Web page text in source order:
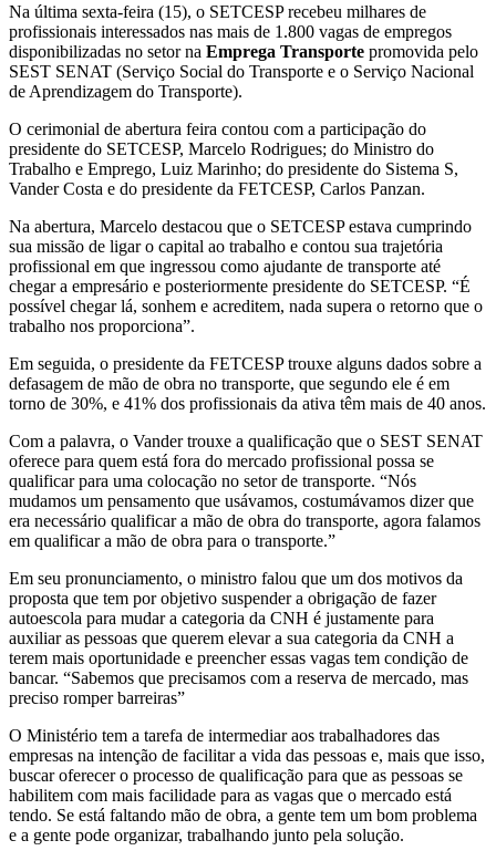
Na última sexta-feira (15), o SETCESP recebeu milhares de
profissionais interessados nas mais de 1.800 vagas de empregos
disponibilizadas no setor na Emprega Transporte promovida pelo
SEST SENAT (Serviço Social do Transporte e o Serviço Nacional
de Aprendizagem do Transporte).
O cerimonial de abertura feira contou com a participação do
presidente do SETCESP, Marcelo Rodrigues; do Ministro do
Trabalho e Emprego, Luiz Marinho; do presidente do Sistema S,
Vander Costa e do presidente da FETCESP, Carlos Panzan.
Na abertura, Marcelo destacou que o SETCESP estava cumprindo
sua missão de ligar o capital ao trabalho e contou sua trajetória
profissional em que ingressou como ajudante de transporte até
chegar a empresário e posteriormente presidente do SETCESP. “É
possível chegar lá, sonhem e acreditem, nada supera o retorno que o
trabalho nos proporciona”.
Em seguida, o presidente da FETCESP trouxe alguns dados sobre a
defasagem de mão de obra no transporte, que segundo ele é em
torno de 30%, e 41% dos profissionais da ativa têm mais de 40 anos.
Com a palavra, o Vander trouxe a qualificação que o SEST SENAT
oferece para quem está fora do mercado profissional possa se
qualificar para uma colocação no setor de transporte. “Nós
mudamos um pensamento que usávamos, costumávamos dizer que
era necessário qualificar a mão de obra do transporte, agora falamos
em qualificar a mão de obra para o transporte.”
Em seu pronunciamento, o ministro falou que um dos motivos da
proposta que tem por objetivo suspender a obrigação de fazer
autoescola para mudar a categoria da CNH é justamente para
auxiliar as pessoas que querem elevar a sua categoria da CNH a
terem mais oportunidade e preencher essas vagas tem condição de
bancar. “Sabemos que precisamos com a reserva de mercado, mas
preciso romper barreiras”
O Ministério tem a tarefa de intermediar aos trabalhadores das
empresas na intenção de facilitar a vida das pessoas e, mais que isso,
buscar oferecer o processo de qualificação para que as pessoas se
habilitem com mais facilidade para as vagas que o mercado está
tendo. Se está faltando mão de obra, a gente tem um bom problema
e a gente pode organizar, trabalhando junto pela solução.